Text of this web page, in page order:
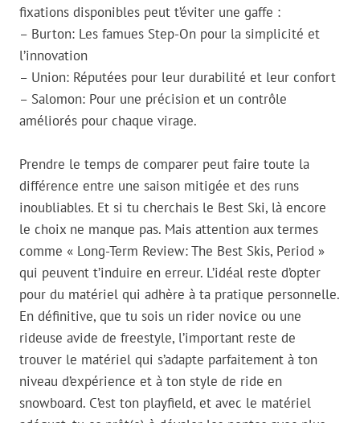
fixations disponibles peut t’éviter une gaffe :
– Burton: Les famues Step-On pour la simplicité et
l’innovation
– Union: Réputées pour leur durabilité et leur confort
– Salomon: Pour une précision et un contrôle
améliorés pour chaque virage.
Prendre le temps de comparer peut faire toute la
différence entre une saison mitigée et des runs
inoubliables. Et si tu cherchais le Best Ski, là encore
le choix ne manque pas. Mais attention aux termes
comme « Long-Term Review: The Best Skis, Period »
qui peuvent t’induire en erreur. L’idéal reste d’opter
pour du matériel qui adhère à ta pratique personnelle.
En définitive, que tu sois un rider novice ou une
rideuse avide de freestyle, l’important reste de
trouver le matériel qui s’adapte parfaitement à ton
niveau d’expérience et à ton style de ride en
snowboard. C’est ton playfield, et avec le matériel